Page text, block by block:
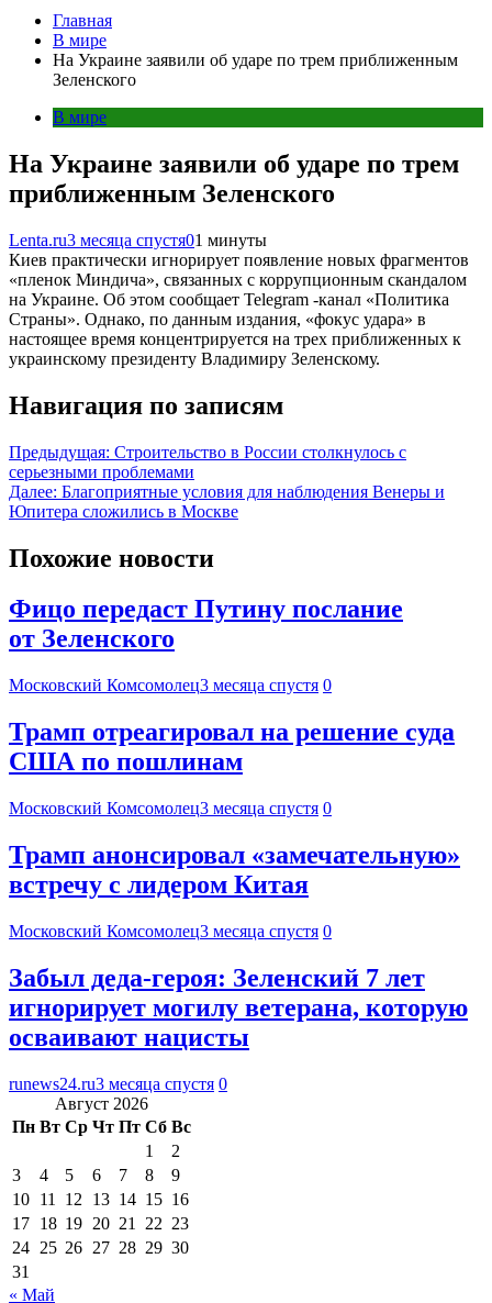
Главная
В мире
На Украине заявили об ударе по трем приближенным
Зеленского
В мире
На Украине заявили об ударе по трем
приближенным Зеленского
Lenta.ru3 месяца спустя01 минуты
Киев практически игнорирует появление новых фрагментов
«пленок Миндича», связанных с коррупционным скандалом
на Украине. Об этом сообщает Telegram -канал «Политика
Страны». Однако, по данным издания, «фокус удара» в
настоящее время концентрируется на трех приближенных к
украинскому президенту Владимиру Зеленскому.
Навигация по записям
Предыдущая: Строительство в России столкнулось с
серьезными проблемами
Далее: Благоприятные условия для наблюдения Венеры и
Юпитера сложились в Москве
Похожие новости
Фицо передаст Путину послание
от Зеленского
Московский Комсомолец3 месяца спустя 0
Трамп отреагировал на решение суда
США по пошлинам
Московский Комсомолец3 месяца спустя 0
Трамп анонсировал «замечательную»
встречу с лидером Китая
Московский Комсомолец3 месяца спустя 0
Забыл деда-героя: Зеленский 7 лет
игнорирует могилу ветерана, которую
осваивают нацисты
runews24.ru3 месяца спустя 0
Август 2026
Пн Вт Ср Чт Пт Сб Вс
1
2
3
4 5 6 7 8
9
10 11 12 13 14 15 16
17 18 19 20 21 22 23
24 25 26 27 28 29 30
31
« Май